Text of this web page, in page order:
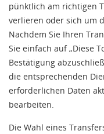
pünktlich am richtigen
verlieren oder sich um
Nachdem Sie Ihren
Sie einfach auf „Diese
Bestätigung
die entsprechenden
erforderlichen Daten
bearbeiten.
Die Wahl eines